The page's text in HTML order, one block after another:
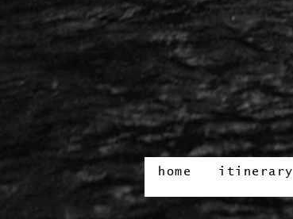
itinerary
home itinerary